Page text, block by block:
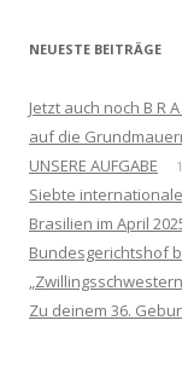
NEUESTE BEITRÄGE
Jetzt auch noch B R
auf die
UNSERE AUFGABE
Siebte
Brasilien im April
Bundesgerichtshof
Zu deinem 36.